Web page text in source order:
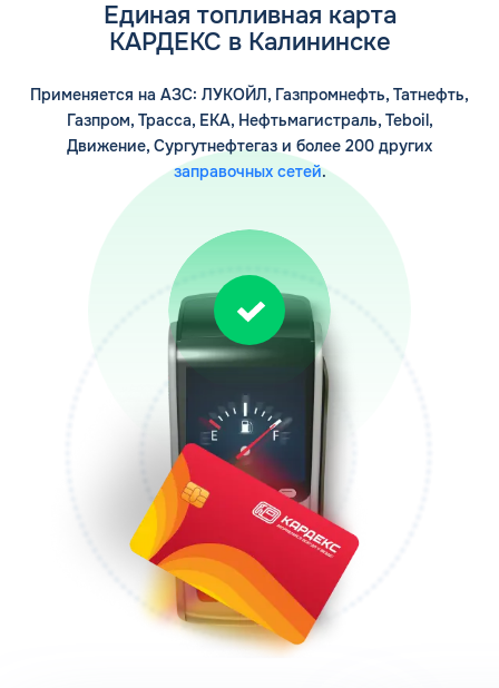
Единая топливная карта
КАРДЕКС в Калининске
Применяется на АЗС: ЛУКОЙЛ, Газпромнефть, Татнефть,
Газпром, Трасса, ЕКА, Нефтьмагистраль, Teboil,
Движение, Сургутнефтегаз и более 200 других
заправочных сетей.
Заполняя форму, ясоглашаюсь с
обработкой персональных данных